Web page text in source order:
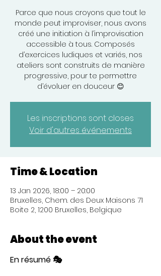
Parce que nous croyons que tout le
monde peut improviser, nous avons
créé une initiation à l’improvisation
accessible à tous. Composés
d’exercices ludiques et variés, nos
ateliers sont construits de manière
progressive, pour te permettre
d’évoluer en douceur 😊
Les inscriptions sont closes
Voir d'autres événements
Time & Location
13 Jan 2026, 18:00 – 20:00
Bruxelles, Chem. des Deux Maisons 71
Boite 2, 1200 Bruxelles, Belgique
About the event
En résumé 🎭